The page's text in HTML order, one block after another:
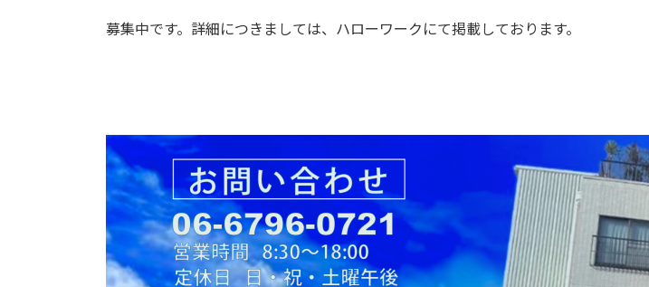
募集中です。詳細につきましては、ハローワークにて掲載しております。